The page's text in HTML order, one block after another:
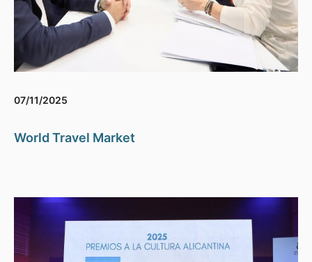
07/11/2025
World Travel Market